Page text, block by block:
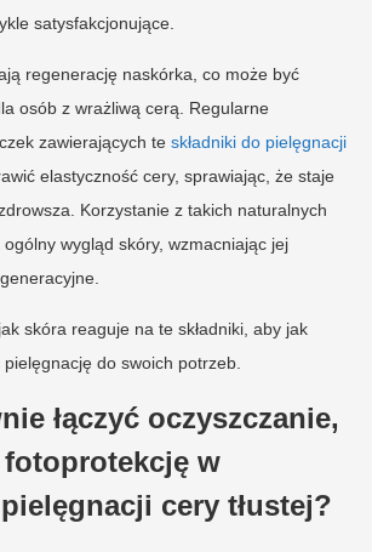
satysfakcjonujące.
regenerację naskórka, co może być
osób z wrażliwą cerą. Regularne
zawierających te składniki do pielęgnacji
elastyczność cery, sprawiając, że staje
Korzystanie z takich naturalnych
wygląd skóry, wzmacniając jej
skóra reaguje na te składniki, aby jak
do swoich potrzeb.
łączyć oczyszczanie,
w
cery tłustej?